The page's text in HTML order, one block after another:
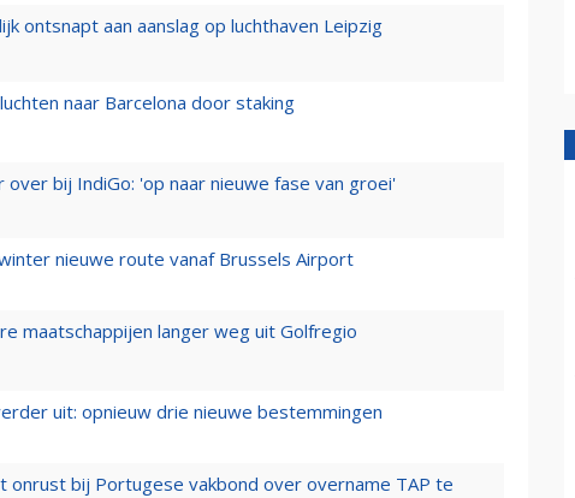
ontsnapt aan aanslag op luchthaven Leipzig
naar Barcelona door staking
bij IndiGo: 'op naar nieuwe fase van groei'
nieuwe route vanaf Brussels Airport
maatschappijen langer weg uit Golfregio
uit: opnieuw drie nieuwe bestemmingen
onrust bij Portugese vakbond over overname TAP te